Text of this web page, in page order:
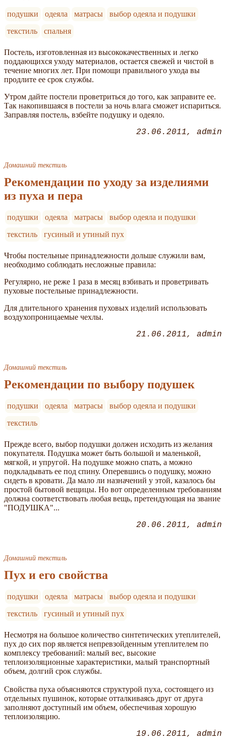
подушки одеяла матрасы
выбор одеяла и подушки
текстиль
спальня
Постель, изготовленная из высококачественных и легко
поддающихся уходу материалов, остается свежей и чистой в
течение многих лет. При помощи правильного ухода вы
продлите ее срок службы.
Утром дайте постели проветриться до того, как заправите ее.
Так накопившаяся в постели за ночь влага сможет испариться.
Заправляя постель, взбейте подушку и одеяло.
23.06.2011 admin
Домашний текстиль
Рекомендации по уходу за изделиями
из пуха и пера
подушки одеяла матрасы
выбор одеяла и подушки
текстиль
гусиный и утиный пух
Чтобы постельные принадлежности дольше служили вам,
необходимо соблюдать несложные правила:
Регулярно, не реже 1 раза в месяц взбивать и проветривать
пуховые постельные принадлежности.
Для длительного хранения пуховых изделий использовать
воздухопроницаемые чехлы.
21.06.2011 admin
Домашний текстиль
Рекомендации по выбору подушек
подушки одеяла матрасы
выбор одеяла и подушки
текстиль
Прежде всего, выбор подушки должен исходить из желания
покупателя. Подушка может быть большой и маленькой,
мягкой, и упругой. На подушке можно спать, а можно
подкладывать ее под спину. Оперевшись о подушку, можно
сидеть в кровати. Да мало ли назначений у этой, казалось бы
простой бытовой вещицы. Но вот определенным требованиям
должна соответствовать любая вещь, претендующая на звание
"ПОДУШКА"...
20.06.2011 admin
Домашний текстиль
Пух и его свойства
подушки одеяла матрасы
выбор одеяла и подушки
текстиль
гусиный и утиный пух
Несмотря на большое количество синтетических утеплителей,
пух до сих пор является непревзойденным утеплителем по
комплексу требований: малый вес, высокие
теплоизоляционные характеристики, малый транспортный
объем, долгий срок службы.
Свойства пуха объясняются структурой пуха, состоящего из
отдельных пушинок, которые отталкиваясь друг от друга
заполняют доступный им объем, обеспечивая хорошую
теплоизоляцию.
19.06.2011 admin